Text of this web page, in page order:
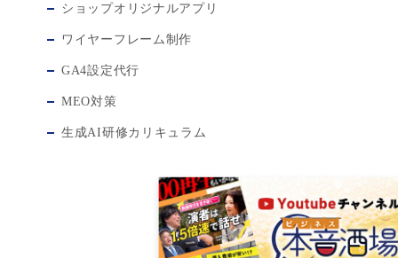
ショップオリジナルアプリ
ワイヤーフレーム制作
GA4設定代行
MEO対策
生成AI研修カリキュラム